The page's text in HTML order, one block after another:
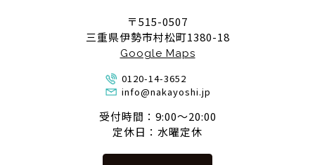
〒515-0507
三重県伊勢市村松町1380-18
Google Maps
0120-14-3652
info@nakayoshi.jp
受付時間：9:00〜20:00
定休日：水曜定休